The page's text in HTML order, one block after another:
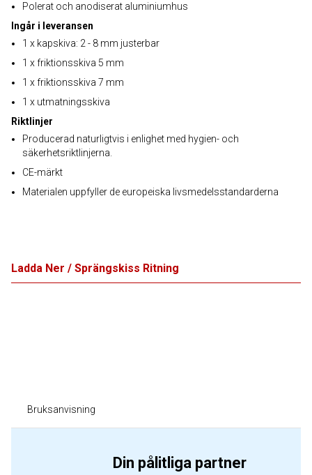
Polerat och anodiserat aluminiumhus
Ingår i leveransen
1 x kapskiva: 2 - 8 mm justerbar
1 x friktionsskiva 5 mm
1 x friktionsskiva 7 mm
1 x utmatningsskiva
Riktlinjer
Producerad naturligtvis i enlighet med hygien- och
säkerhetsriktlinjerna.
CE-märkt
Materialen uppfyller de europeiska livsmedelsstandarderna
Ladda Ner / Sprängskiss Ritning
Bruksanvisning
Din pålitliga partner